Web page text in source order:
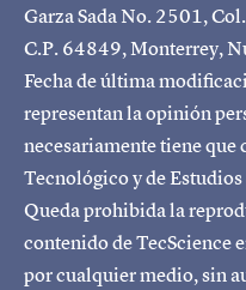
Garza Sada No. 2501,
C.P. 64849, Monterrey,
Fecha de última
representan la opinión
necesariamente tiene
Tecnológico y de
Queda prohibida la
contenido de TecScience
por cualquier medio, sin